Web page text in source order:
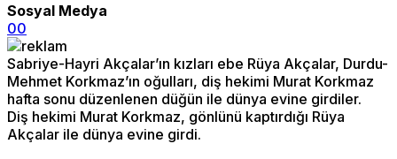
Sosyal Medya
00
Sabriye-Hayri Akçalar’ın kızları ebe Rüya Akçalar, Durdu-
Mehmet Korkmaz’ın oğulları, diş hekimi Murat Korkmaz
hafta sonu düzenlenen düğün ile dünya evine girdiler.
Diş hekimi Murat Korkmaz, gönlünü kaptırdığı Rüya
Akçalar ile dünya evine girdi.